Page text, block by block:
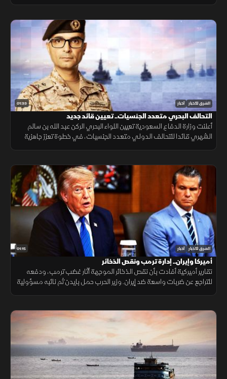
01:33 الشرق للأخبار أخبار
التحالف البحري متعدد الجنسيات.. تعيين قائد جديد
أعلنت وزارة الدفاع السعودية تعيين اللواء البحري الركن عبد الله بن سالم
الشهري قائدا للتحالف الدولي متعدد الجنسيات، في خطوة تعزز جاهزية
01:15 الشرق للأخبار أخبار
أميركا وإيران.. إدارة ترمب ونقص الذخائر
تقارير أميركية أفادت بأن نقص الذخائر الموجهة أثار غضب ترمب، ودفعه
للتراجع عن ضربات واسعة ضد إيران. وزير الحرب حمل بايدن ثم نائبه مسؤولية